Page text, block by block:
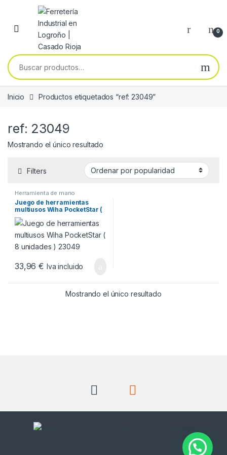
Skip to navigation
Skip to content
0
Buscar por:
Inicio Productos etiquetados “ref: 23049”
ref: 23049
Mostrando el único resultado
Filters
Herramienta de mano
Juego de herramientas
multiusos Wiha PocketStar (
8 unidades ) 23049
33,96€ Iva incluido
Mostrando el único resultado